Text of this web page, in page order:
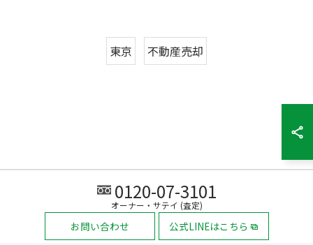
東京 不動産売却
0120-07-3101
オーナー・サテイ (査定)
お問い合わせ 公式LINEはこちら